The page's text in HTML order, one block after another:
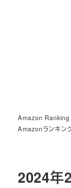
Amazon Ranking
Amazonランキン
2024年